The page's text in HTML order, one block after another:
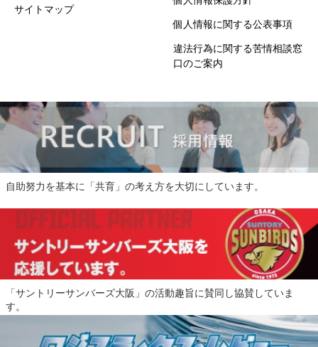
サイトマップ
個人情報に関する公表事項
違法行為に関する苦情相談窓
口のご案内
自助努力を基本に「共育」の考え方を大切にしています。
「サントリーサンバーズ大阪」の活動趣旨に賛同し協賛していま
す。